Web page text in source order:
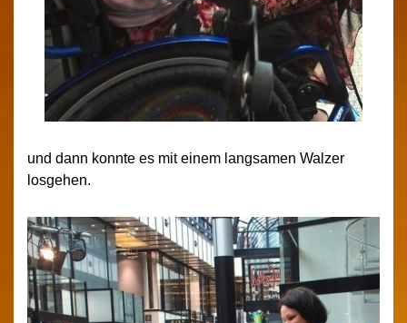
und dann konnte es mit einem langsamen Walzer
losgehen.